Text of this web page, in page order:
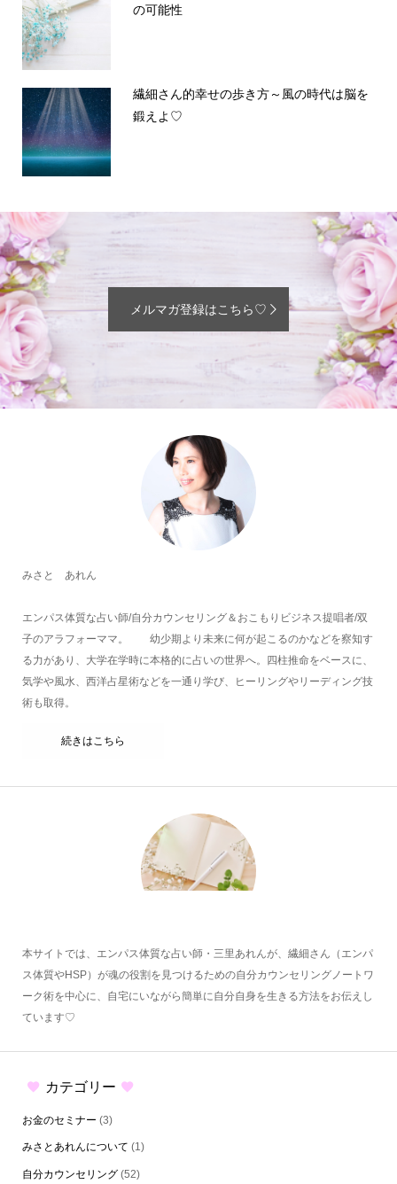
の可能性
繊細さん的幸せの歩き方～風の時代は脳を
鍛えよ♡
メルマガ登録はこちら♡
みさと あれん
エンパス体質な占い師/自分カウンセリング＆おこもりビジネス提唱者/双
子のアラフォーママ。 幼少期より未来に何が起こるのかなどを察知す
る力があり、大学在学時に本格的に占いの世界へ。四柱推命をベースに、
気学や風水、西洋占星術などを一通り学び、ヒーリングやリーディング技
術も取得。
続きはこちら
本サイトでは、エンパス体質な占い師・三里あれんが、繊細さん（エンパ
ス体質やHSP）が魂の役割を見つけるための自分カウンセリングノートワ
ーク術を中心に、自宅にいながら簡単に自分自身を生きる方法をお伝えし
ています♡
カテゴリー
お金のセミナー (3)
みさとあれんについて (1)
自分カウンセリング(52)